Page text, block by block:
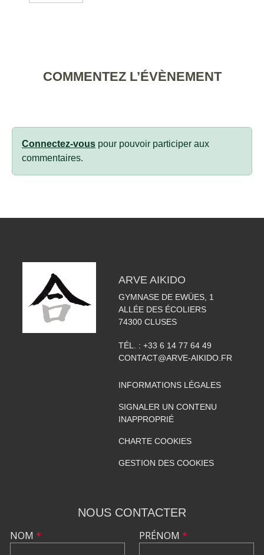
COMMENTEZ L’ÉVÈNEMENT
Connectez-vous pour pouvoir participer aux
commentaires.
ARVE AIKIDO
GYMNASE DE EWÜES, 1
ALLÉE DES ÉCOLIERS
74300 CLUSES
TÉL. : +33 6 14 77 64 49
CONTACT@ARVE-AIKIDO.FR
INFORMATIONS LÉGALES
SIGNALER UN CONTENU
INAPPROPRIÉ
CHARTE COOKIES
GESTION DES COOKIES
NOUS CONTACTER
NOM * PRÉNOM *